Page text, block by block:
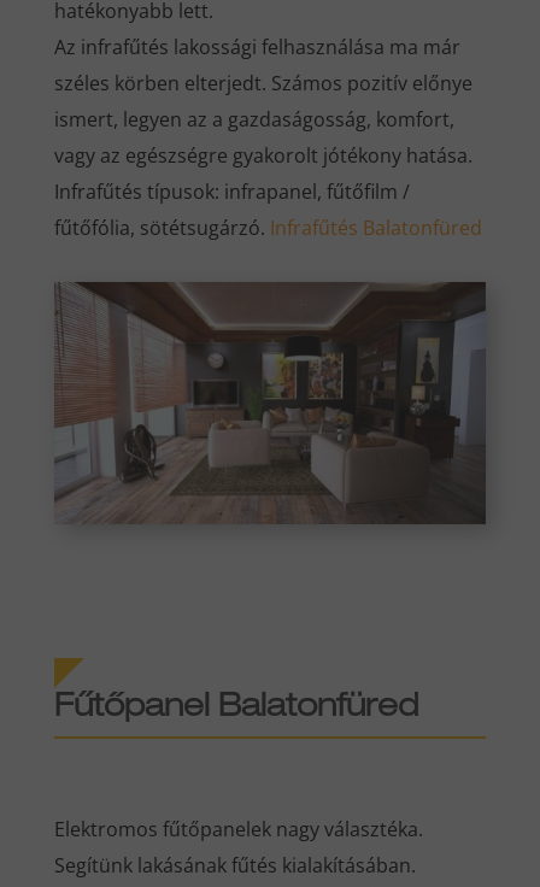
hatékonyabb lett.
Az infrafűtés lakossági felhasználása ma már
széles körben elterjedt. Számos pozitív előnye
ismert, legyen az a gazdaságosság, komfort,
vagy az egészségre gyakorolt jótékony hatása.
Infrafűtés típusok: infrapanel, fűtőfilm /
fűtőfólia, sötétsugárzó. Infrafűtés Balatonfüred
Fűtőpanel Balatonfüred
Elektromos fűtőpanelek nagy választéka.
Segítünk lakásának fűtés kialakításában.